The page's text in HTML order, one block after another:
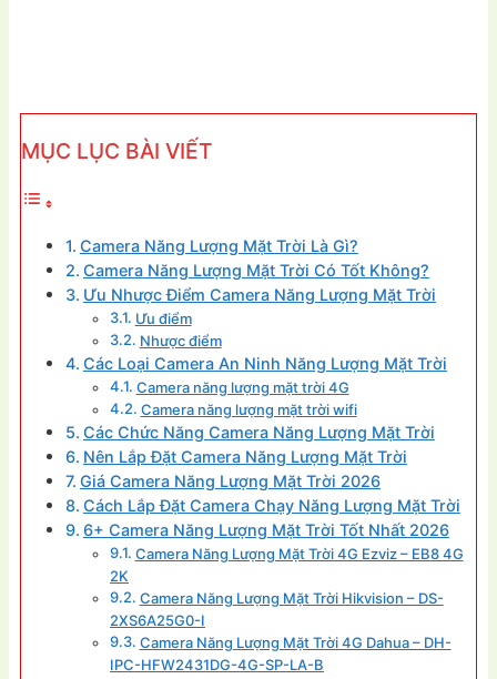
MỤC LỤC BÀI VIẾT
Camera Năng Lượng Mặt Trời Là Gì?
Camera Năng Lượng Mặt Trời Có Tốt Không?
Ưu Nhược Điểm Camera Năng Lượng Mặt Trời
Ưu điểm
Nhược điểm
Các Loại Camera An Ninh Năng Lượng Mặt Trời
Camera năng lượng mặt trời 4G
Camera năng lượng mặt trời wifi
Các Chức Năng Camera Năng Lượng Mặt Trời
Nên Lắp Đặt Camera Năng Lượng Mặt Trời
Giá Camera Năng Lượng Mặt Trời 2026
Cách Lắp Đặt Camera Chạy Năng Lượng Mặt Trời
6+ Camera Năng Lượng Mặt Trời Tốt Nhất 2026
Camera Năng Lượng Mặt Trời 4G Ezviz – EB8 4G
2K
Camera Năng Lượng Mặt Trời Hikvision – DS-
2XS6A25G0-I
Camera Năng Lượng Mặt Trời 4G Dahua – DH-
IPC-HFW2431DG-4G-SP-LA-B